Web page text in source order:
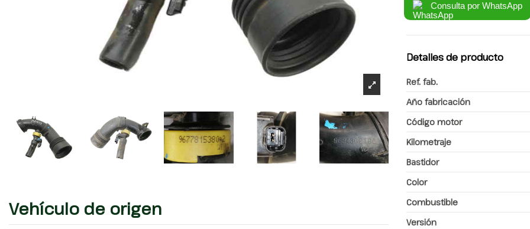
Vehículo de origen
Consulta por WhatsApp
Detalles de producto
Ref. fab.
Año fabricación
Código motor
Kilometraje
Bastidor
Color
Combustible
Versión